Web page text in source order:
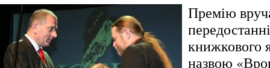
Премію
книжкового
назвою